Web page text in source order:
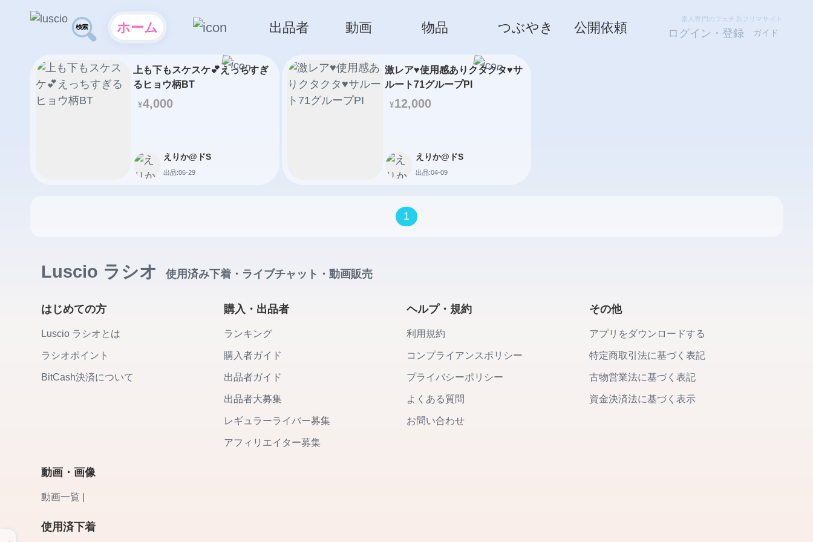
ホーム 出品者 動画 物品 つぶやき 公開依頼
素人専門のフェチ系フリマサイト
ログイン・登録 ガイド
上も下もスケスケ💕えっちすぎ
るヒョウ柄BT
¥4,000
えりか@ドS
出品:06-29
激レア♥️使用感ありクタクタ♥️サ
ルート71グループPI
¥12,000
えりか@ドS
出品:04-09
1
Luscio ラシオ 使用済み下着・ライブチャット・動画販売
はじめての方
Luscio ラシオとは
ラシオポイント
BitCash決済について
購入・出品者
ランキング
購入者ガイド
出品者ガイド
出品者大募集
レギュラーライバー募集
アフィリエイター募集
ヘルプ・規約
利用規約
コンプライアンスポリシー
プライバシーポリシー
よくある質問
お問い合わせ
その他
アプリをダウンロードする
特定商取引法に基づく表記
古物営業法に基づく表記
資金決済法に基づく表示
動画・画像
動画一覧 |
使用済下着